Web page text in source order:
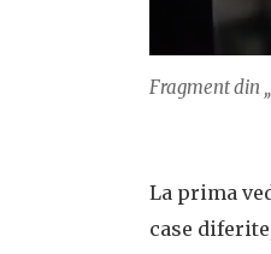
Fragment din
La prima
case